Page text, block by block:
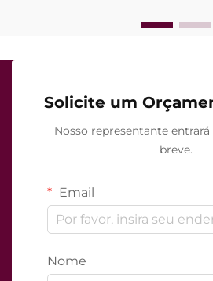
Solicite um
Nosso representante
breve.
Email
Nome